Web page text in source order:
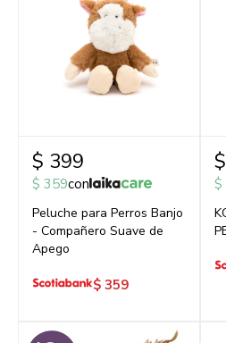
$ 399
$ 359con
Peluche para Perros Banjo
- Compañero Suave de
Apego
$ 359
$
$